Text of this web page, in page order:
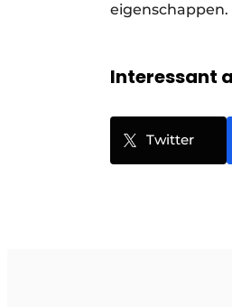
eigenschappen.
Interessant
Twitter